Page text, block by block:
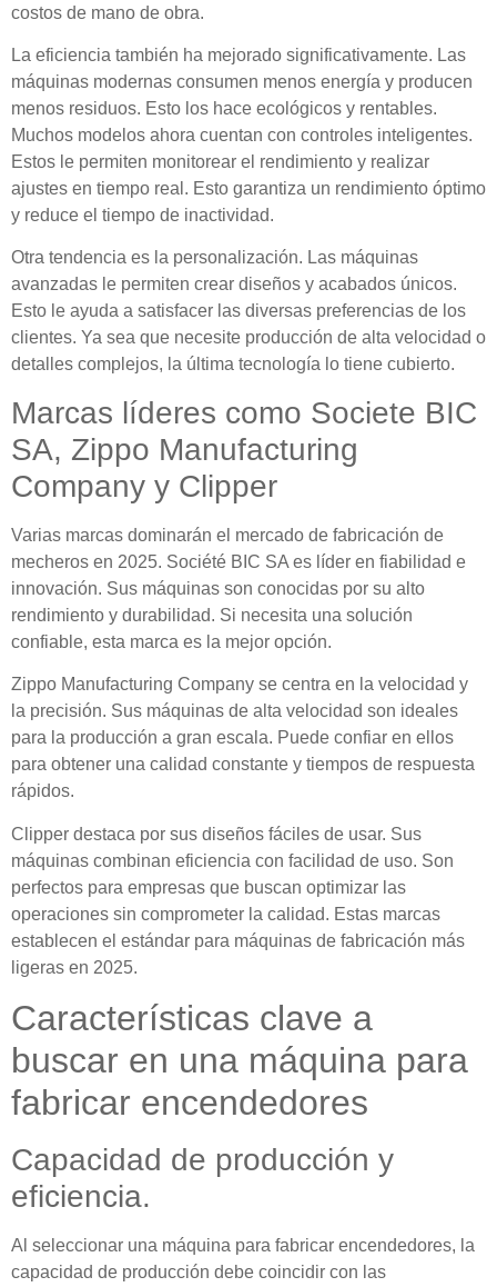
costos de mano de obra.
La eficiencia también ha mejorado significativamente. Las
máquinas modernas consumen menos energía y producen
menos residuos. Esto los hace ecológicos y rentables.
Muchos modelos ahora cuentan con controles inteligentes.
Estos le permiten monitorear el rendimiento y realizar
ajustes en tiempo real. Esto garantiza un rendimiento óptimo
y reduce el tiempo de inactividad.
Otra tendencia es la personalización. Las máquinas
avanzadas le permiten crear diseños y acabados únicos.
Esto le ayuda a satisfacer las diversas preferencias de los
clientes. Ya sea que necesite producción de alta velocidad o
detalles complejos, la última tecnología lo tiene cubierto.
Marcas líderes como Societe BIC
SA, Zippo Manufacturing
Company y Clipper
Varias marcas dominarán el mercado de fabricación de
mecheros en 2025. Société BIC SA es líder en fiabilidad e
innovación. Sus máquinas son conocidas por su alto
rendimiento y durabilidad. Si necesita una solución
confiable, esta marca es la mejor opción.
Zippo Manufacturing Company se centra en la velocidad y
la precisión. Sus máquinas de alta velocidad son ideales
para la producción a gran escala. Puede confiar en ellos
para obtener una calidad constante y tiempos de respuesta
rápidos.
Clipper destaca por sus diseños fáciles de usar. Sus
máquinas combinan eficiencia con facilidad de uso. Son
perfectos para empresas que buscan optimizar las
operaciones sin comprometer la calidad. Estas marcas
establecen el estándar para máquinas de fabricación más
ligeras en 2025.
Características clave a
buscar en una máquina para
fabricar encendedores
Capacidad de producción y
eficiencia.
Al seleccionar una máquina para fabricar encendedores, la
capacidad de producción debe coincidir con las